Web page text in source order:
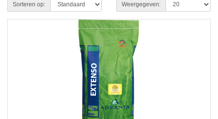
Sorteren op: Weergegeven: